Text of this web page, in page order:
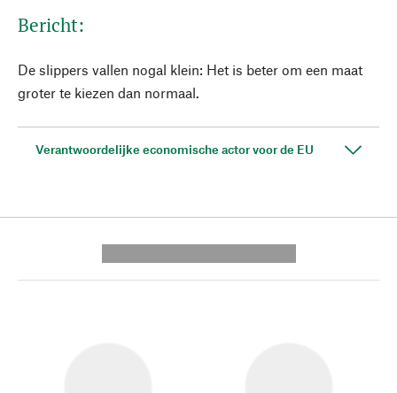
Bericht:
De slippers vallen nogal klein: Het is beter om een maat
groter te kiezen dan normaal.
Verantwoordelijke economische actor voor de EU